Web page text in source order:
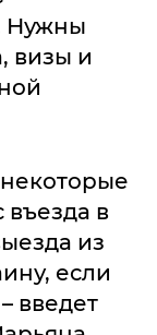
Нужны
визы и
в
из
если
введет